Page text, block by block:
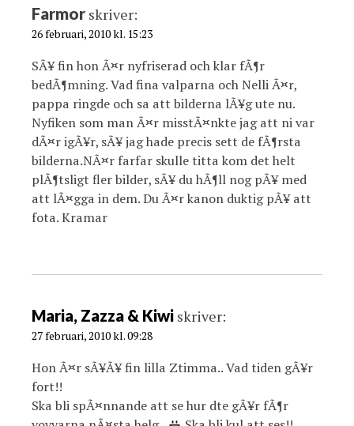
i
o
Farmor skriver:
26 februari, 2010 kl. 15:23
SÃ¥ fin hon Ã¤r nyfriserad och klar fÃ¶r
bedÃ¶mning. Vad fina valparna och Nelli Ã¤r,
pappa ringde och sa att bilderna lÃ¥g ute nu.
Nyfiken som man Ã¤r misstÃ¤nkte jag att ni var
dÃ¤r igÃ¥r, sÃ¥ jag hade precis sett de fÃ¶rsta
bilderna.NÃ¤r farfar skulle titta kom det helt
plÃ¶tsligt fler bilder, sÃ¥ du hÃ¶ll nog pÃ¥ med
att lÃ¤gga in dem. Du Ã¤r kanon duktig pÃ¥ att
fota. Kramar
Maria, Zazza & Kiwi skriver:
27 februari, 2010 kl. 09:28
Hon Ã¤r sÃ¥Ã¥ fin lilla Ztimma.. Vad tiden gÃ¥r
fort!!
Ska bli spÃ¤nnande att se hur dte gÃ¥r fÃ¶r